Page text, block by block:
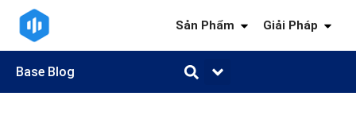
Sản Phẩm Giải Pháp
Base Blog